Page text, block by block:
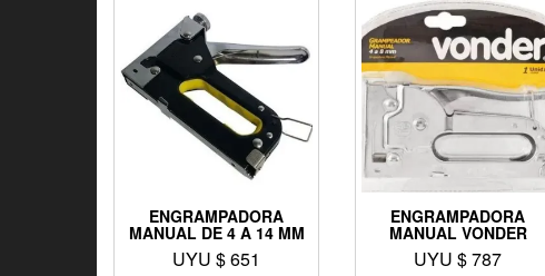
ENGRAMPADORA
MANUAL DE 4 A 14 MM
UYU $651
ENGRAMPADORA
MANUAL VONDER
UYU $787